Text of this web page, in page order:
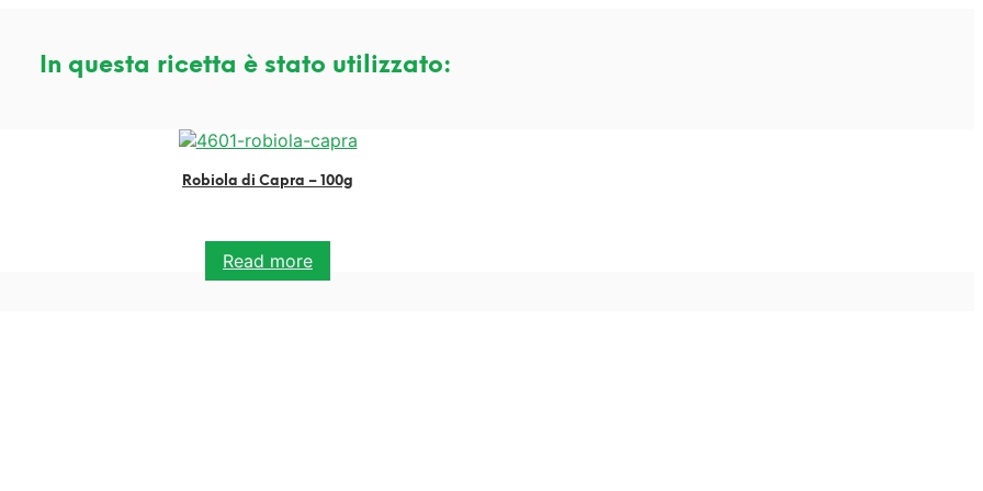
In questa ricetta è stato utilizzato:
Robiola di Capra – 100g
Read more